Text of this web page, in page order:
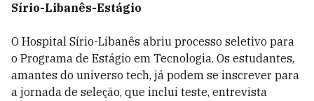
Sírio-Libanês-Estágio
O Hospital Sírio-Libanês abriu processo seletivo para
o Programa de Estágio em Tecnologia. Os estudantes,
amantes do universo tech, já podem se inscrever para
a jornada de seleção, que inclui teste, entrevista